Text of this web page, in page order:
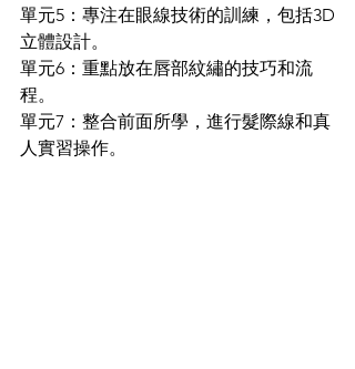
單元5：專注在眼線技術的訓練，包括3D
立體設計。
單元6：重點放在唇部紋繡的技巧和流
程。
單元7：整合前面所學，進行髮際線和真
人實習操作。